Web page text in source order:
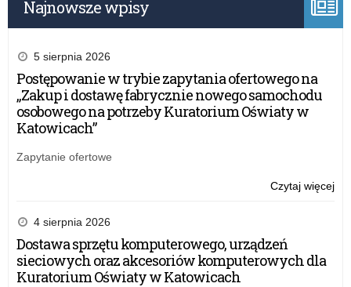
Najnowsze wpisy
5 sierpnia 2026
Postępowanie w trybie zapytania ofertowego na
„Zakup i dostawę fabrycznie nowego samochodu
osobowego na potrzeby Kuratorium Oświaty w
Katowicach”
Zapytanie ofertowe
Czytaj więcej
4 sierpnia 2026
Dostawa sprzętu komputerowego, urządzeń
sieciowych oraz akcesoriów komputerowych dla
Kuratorium Oświaty w Katowicach